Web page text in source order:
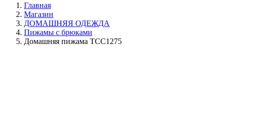
Главная
Магазин
ДОМАШНЯЯ ОДЕЖДА
Пижамы с брюками
Домашняя пижама TCC1275